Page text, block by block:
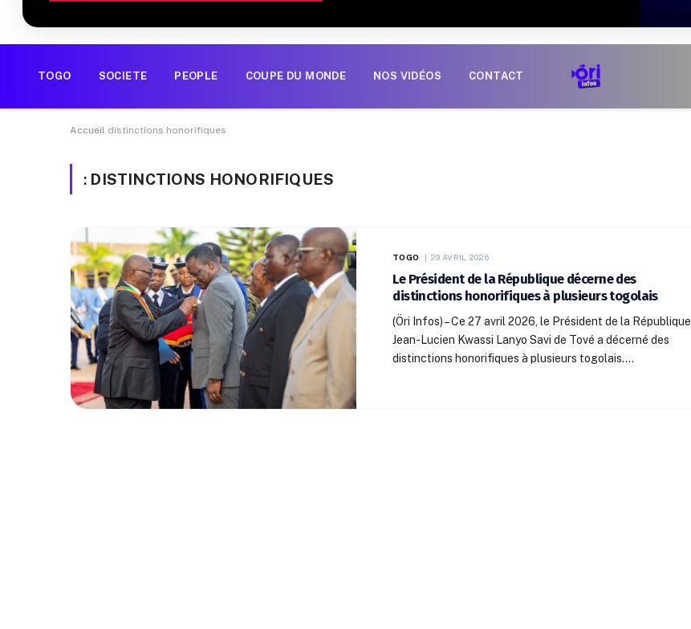
TOGO SOCIETE PEOPLE COUPE DU MONDE NOS VIDÉOS CONTACT
Accueil distinctions honorifiques
: DISTINCTIONS HONORIFIQUES
TOGO 29 AVRIL 2026
Le Président de la République décerne des
distinctions honorifiques à plusieurs togolais
(Öri Infos) – Ce 27 avril 2026, le Président de la République,
Jean-Lucien Kwassi Lanyo Savi de Tové a décerné des
distinctions honorifiques à plusieurs togolais.…